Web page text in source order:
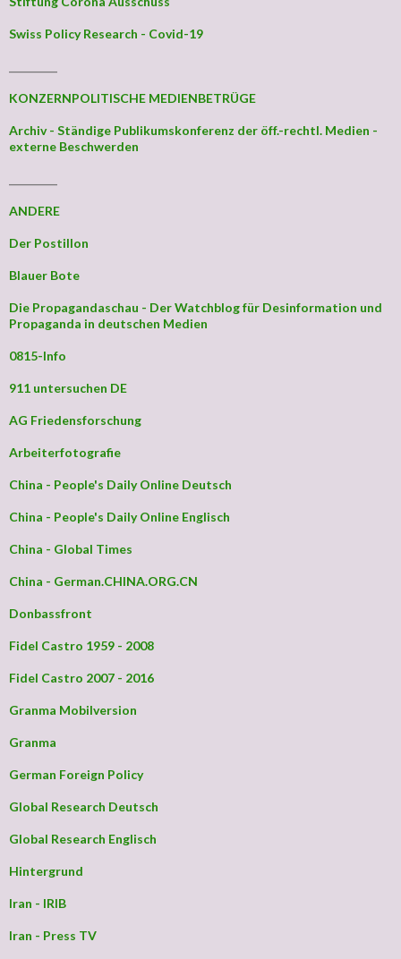
Swiss Policy Research - Covid-19
KONZERNPOLITISCHE MEDIENBETRÜGE
Archiv - Ständige Publikumskonferenz der öff.-rechtl. Medien -
externe Beschwerden
ANDERE
Der Postillon
Blauer Bote
Die Propagandaschau - Der Watchblog für Desinformation und
Propaganda in deutschen Medien
0815-Info
911 untersuchen DE
AG Friedensforschung
Arbeiterfotografie
China - People's Daily Online Deutsch
China - People's Daily Online Englisch
China - Global Times
China - German.CHINA.ORG.CN
Donbassfront
Fidel Castro 1959 - 2008
Fidel Castro 2007 - 2016
Granma Mobilversion
Granma
German Foreign Policy
Global Research Deutsch
Global Research Englisch
Hintergrund
Iran - IRIB
Iran - Press TV